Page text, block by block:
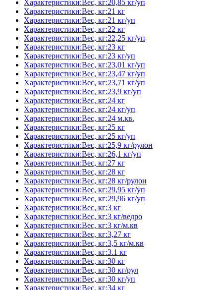
Характеристики:Вес, кг:20,85 кг/уп
Характеристики:Вес, кг:21 кг
Характеристики:Вес, кг:21 кг/уп
Характеристики:Вес, кг:22 кг
Характеристики:Вес, кг:22,25 кг/уп
Характеристики:Вес, кг:23 кг
Характеристики:Вес, кг:23 кг/уп
Характеристики:Вес, кг:23,01 кг/уп
Характеристики:Вес, кг:23,47 кг/уп
Характеристики:Вес, кг:23,71 кг/уп
Характеристики:Вес, кг:23,9 кг/уп
Характеристики:Вес, кг:24 кг
Характеристики:Вес, кг:24 кг/уп
Характеристики:Вес, кг:24 м.кв.
Характеристики:Вес, кг:25 кг
Характеристики:Вес, кг:25 кг/уп
Характеристики:Вес, кг:25,9 кг/рулон
Характеристики:Вес, кг:26,1 кг/уп
Характеристики:Вес, кг:27 кг
Характеристики:Вес, кг:28 кг
Характеристики:Вес, кг:28 кг/рулон
Характеристики:Вес, кг:29,95 кг/уп
Характеристики:Вес, кг:29,96 кг/уп
Характеристики:Вес, кг:3 кг
Характеристики:Вес, кг:3 кг/ведро
Характеристики:Вес, кг:3 кг/м.кв
Характеристики:Вес, кг:3,27 кг
Характеристики:Вес, кг:3,5 кг/м.кв
Характеристики:Вес, кг:3.1 кг
Характеристики:Вес, кг:30 кг
Характеристики:Вес, кг:30 кг/рул
Характеристики:Вес, кг:30 кг/уп
Характеристики:Вес, кг:34 кг